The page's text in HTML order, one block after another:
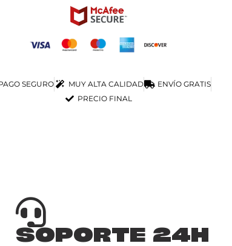
SEGURO MUY ALTA CALIDAD
ENVÍO GRATIS
PRECIO FINAL
SOPORTE 24H